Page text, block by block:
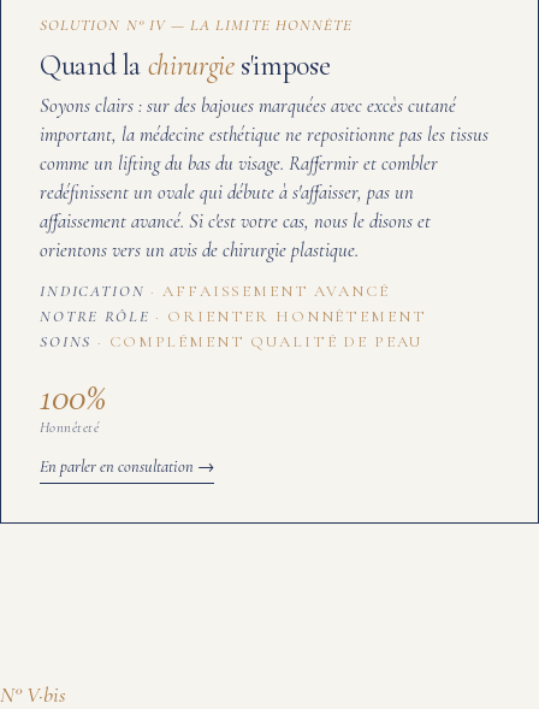
SOLUTION N° IV — LA LIMITE HONNÊTE
Quand la chirurgies'impose
Soyons clairs : sur des bajoues marquées avec excès cutané
important, la médecine esthétique ne repositionne pas les tissus
comme un lifting du bas du visage. Raffermir et combler
redéfinissent un ovale qui débute à s'affaisser, pas un
affaissement avancé. Si c'est votre cas, nous le disons et
orientons vers un avis de chirurgie plastique.
INDICATION
AFFAISSEMENT AVANCÉ
NOTRE RÔLE
ORIENTER HONNÊTEMENT
SOINS
COMPLÉMENT QUALITÉ DE PEAU
100%
Honnêteté
En parler en consultation →
N° V·bis